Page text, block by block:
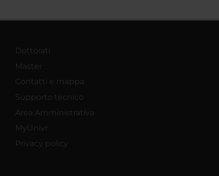
Dottorati
Master
Contatti e mappa
Supporto tecnico
Area Amministrativa
MyUnivr
Privacy policy